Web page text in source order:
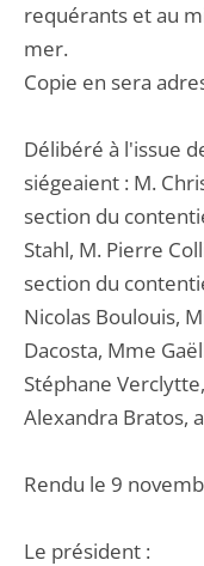
requérants et au
mer.
Copie en sera
Délibéré à l'issue
siégeaient : M.
section du
Stahl, M. Pierre
section du
Nicolas Boulouis,
Dacosta, Mme
Stéphane
Alexandra Bratos,
Rendu le 9
Le président :